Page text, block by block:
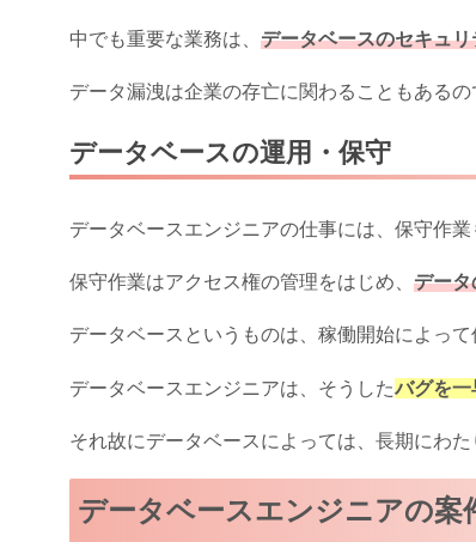
中でも重要な業務は、 データベースのセキュリ
データ漏洩は企業の存亡に関わることもある
データベースの運用・保守
データベースエンジニアの仕事には、保守作業
保守作業はアクセス権の管理をはじめ、 データ
データベースというものは、稼働開始によっ
データベースエンジニアは、そうしたバグを一
それ故にデータベースによっては、長期にわた
データベースエンジニアの案